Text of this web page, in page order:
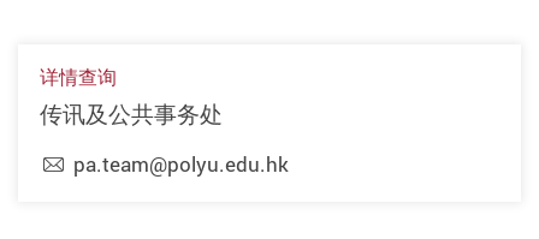
详情查询
传讯及公共事务处
pa.team@polyu.edu.hk